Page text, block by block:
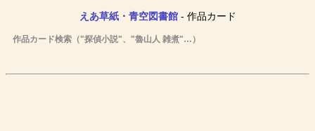
えあ草紙・青空図書館- 作品カード
作品カード検索（"探偵小説"、"魯山人 雑煮"…）